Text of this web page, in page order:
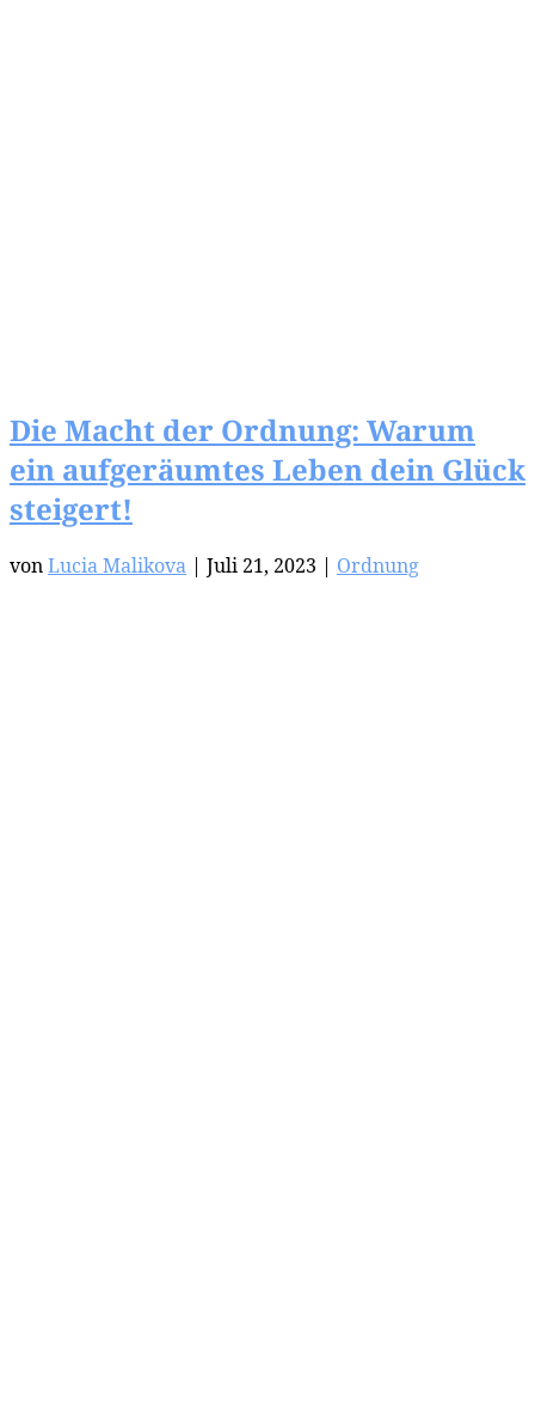
Die Macht der Ordnung: Warum
ein aufgeräumtes Leben dein Glück
steigert!
vonLucia Malikova | Juli 21, 2023 | Ordnung